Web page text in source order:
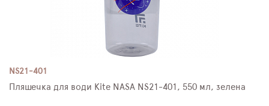
NS21-401
Пляшечка для води Kite NASA NS21-401, 550 мл, зелена